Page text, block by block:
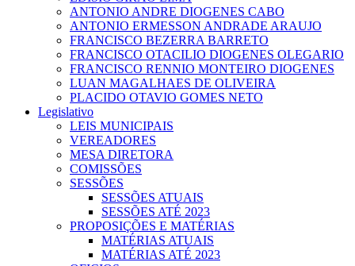
ANTONIO ANDRE DIOGENES CABO
ANTONIO ERMESSON ANDRADE ARAUJO
FRANCISCO BEZERRA BARRETO
FRANCISCO OTACILIO DIOGENES OLEGARIO
FRANCISCO RENNIO MONTEIRO DIOGENES
LUAN MAGALHAES DE OLIVEIRA
PLACIDO OTAVIO GOMES NETO
Legislativo
LEIS MUNICIPAIS
VEREADORES
MESA DIRETORA
COMISSÕES
SESSÕES
SESSÕES ATUAIS
SESSÕES ATÉ 2023
PROPOSIÇÕES E MATÉRIAS
MATÉRIAS ATUAIS
MATÉRIAS ATÉ 2023